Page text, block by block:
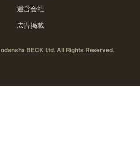
運営会社
広告掲載
BECK Ltd. All Rights Reserved.